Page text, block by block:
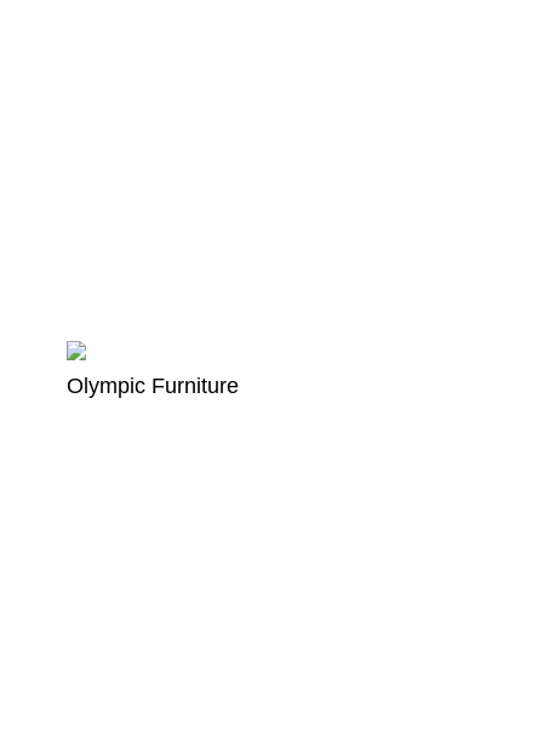
Olympic Furniture